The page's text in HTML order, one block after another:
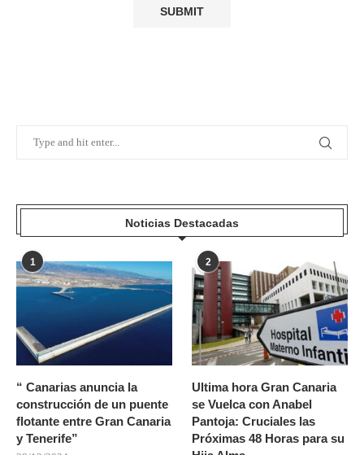
Noticias Destacadas
1
“ Canarias anuncia la
construcción de un puente
flotante entre Gran Canaria
y Tenerife”
2
Ultima hora Gran Canaria
se Vuelca con Anabel
Pantoja: Cruciales las
Próximas 48 Horas para su